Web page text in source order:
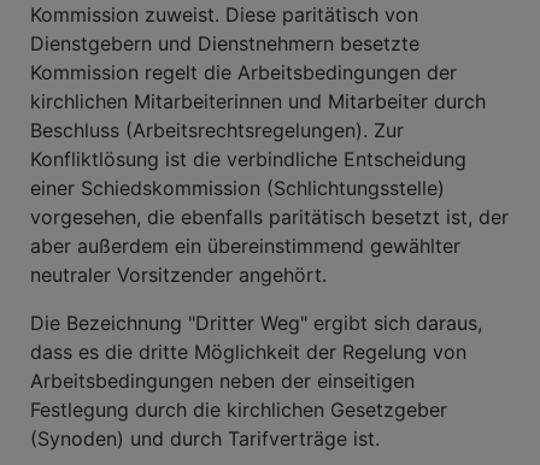
Kommission zuweist. Diese paritätisch von
Dienstgebern und Dienstnehmern besetzte
Kommission regelt die Arbeitsbedingungen der
kirchlichen Mitarbeiterinnen und Mitarbeiter durch
Beschluss (Arbeitsrechtsregelungen). Zur
Konfliktlösung ist die verbindliche Entscheidung
einer Schiedskommission (Schlichtungsstelle)
vorgesehen, die ebenfalls paritätisch besetzt ist, der
aber außerdem ein übereinstimmend gewählter
neutraler Vorsitzender angehört.
Die Bezeichnung "Dritter Weg" ergibt sich daraus,
dass es die dritte Möglichkeit der Regelung von
Arbeitsbedingungen neben der einseitigen
Festlegung durch die kirchlichen Gesetzgeber
(Synoden) und durch Tarifverträge ist.